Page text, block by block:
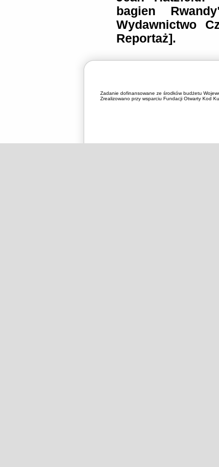
bagien
Wydawnictwo
Reportaż].
Zadanie dofinansowane ze środków budżetu
Zrealizowano przy wsparciu Fundacji Otwarty Kod